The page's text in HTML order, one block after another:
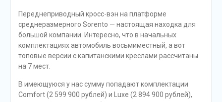
Переднеприводный кросс-вэн на платформе
среднеразмерного Sorento — настоящая находка для
большой компании. Интересно, что в начальных
комплектациях автомобиль восьмиместный, а вот
топовые версии с капитанскими креслами рассчитаны
на 7 мест.
В имеющуюся у нас сумму попадают комплектации
Comfort (2 599 900 рублей) и Luxe (2 894 900 рублей),